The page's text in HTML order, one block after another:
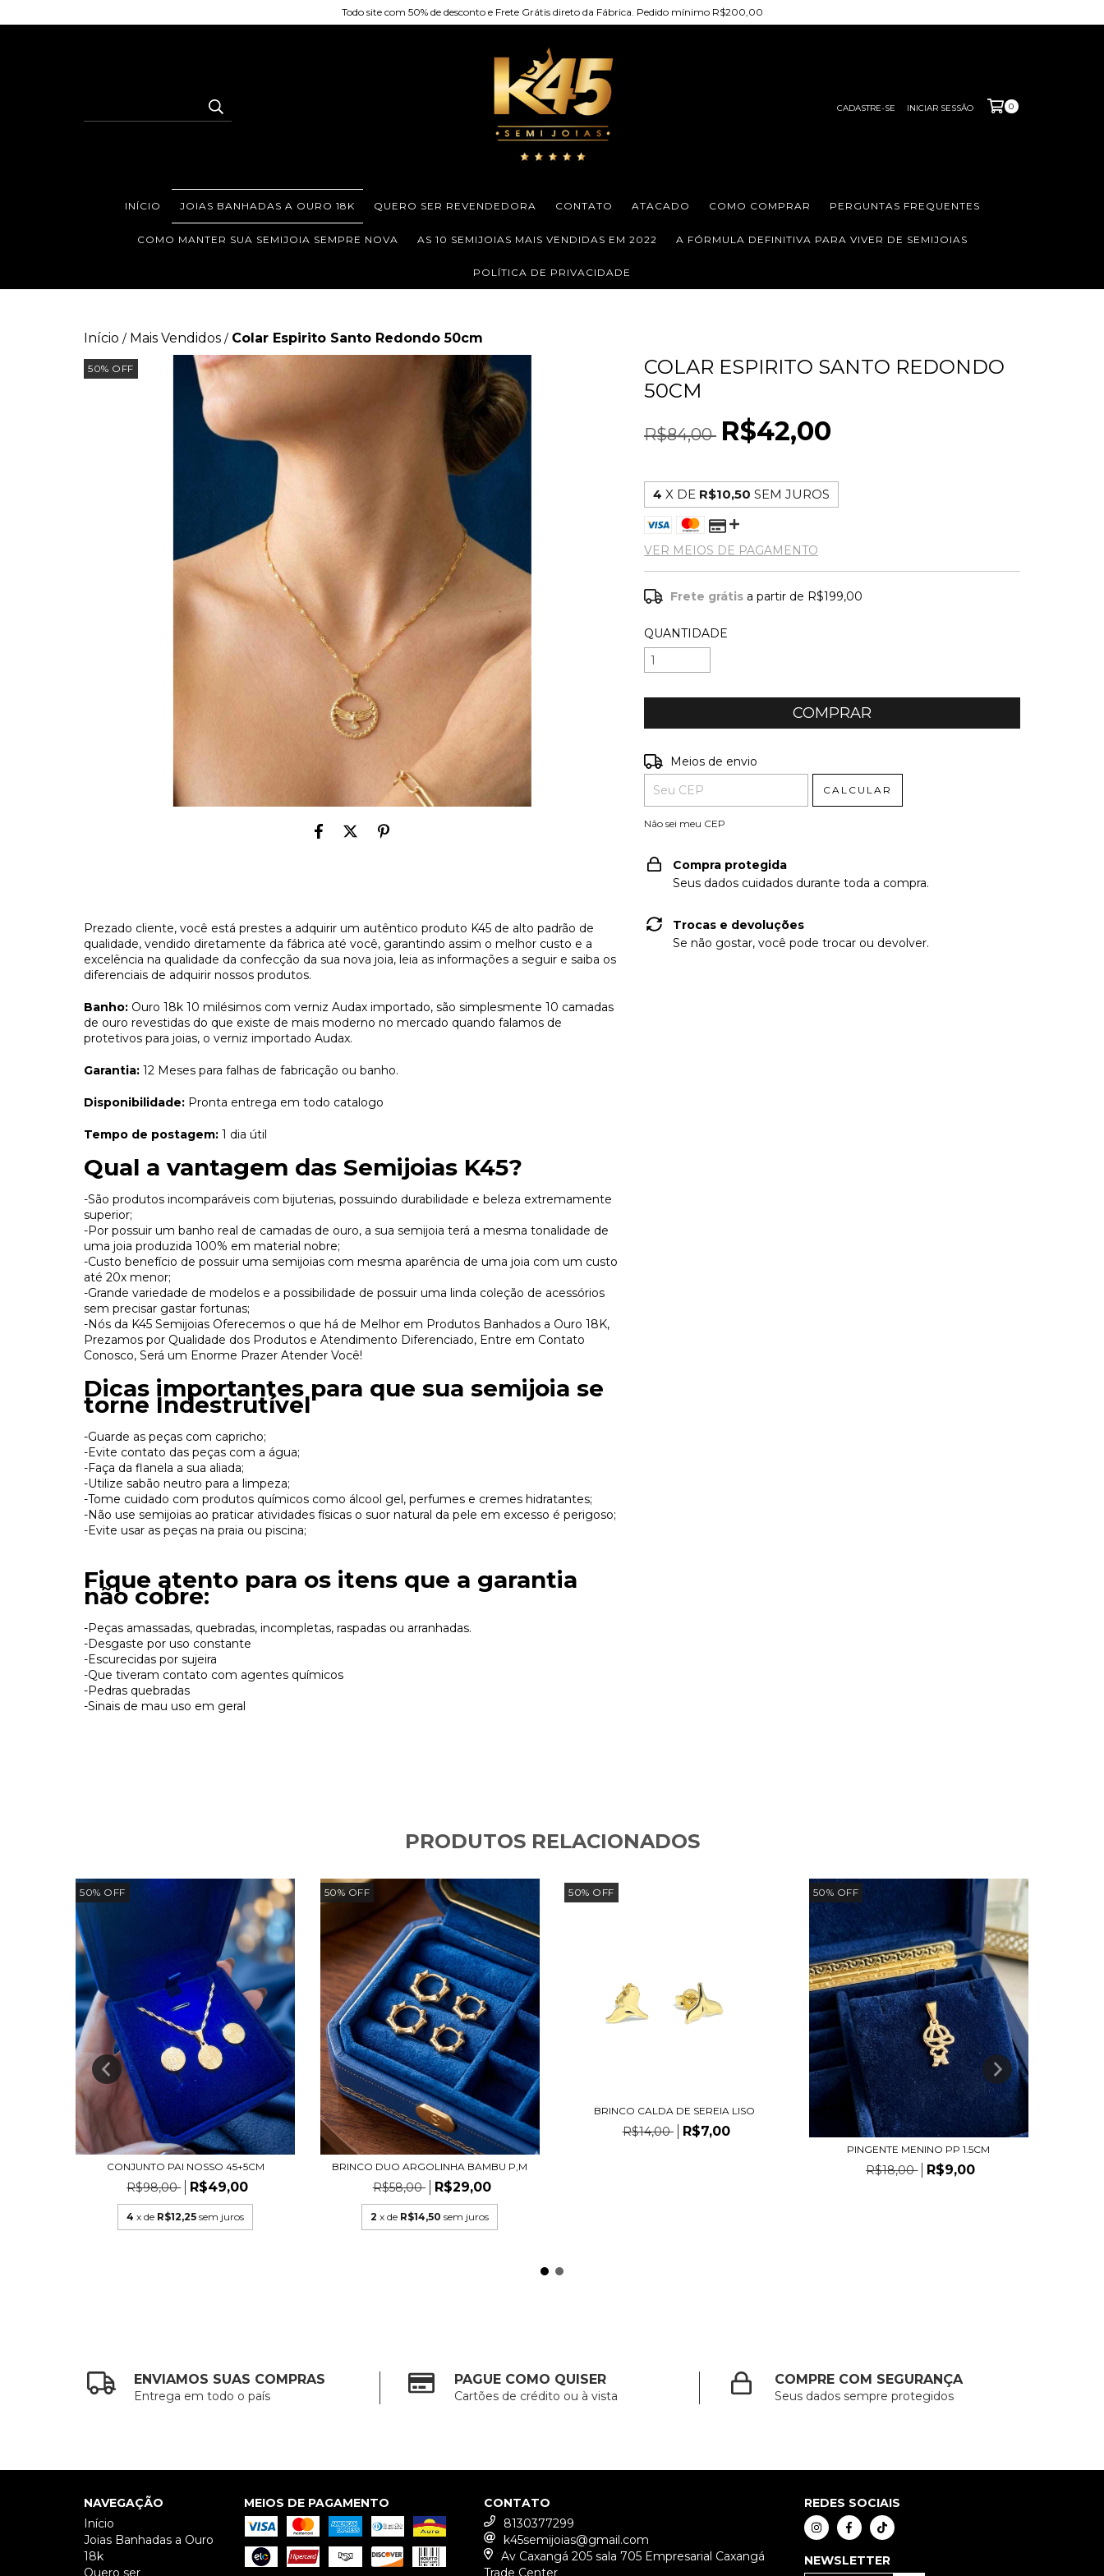
Todo site com 50% de desconto e Frete Grátis direto da Fábrica. Pedido mínimo R$200,00
CADASTRE-SE INICIAR SESSÃO 0
INÍCIO JOIAS BANHADAS A OURO 18K QUERO SER REVENDEDORA CONTATO ATACADO COMO COMPRAR PERGUNTAS FREQUENTES
COMO MANTER SUA SEMIJOIA SEMPRE NOVA AS 10 SEMIJOIAS MAIS VENDIDAS EM 2022 A FÓRMULA DEFINITIVA PARA VIVER DE SEMIJOIAS
POLÍTICA DE PRIVACIDADE
Início / Mais Vendidos / Colar Espirito Santo Redondo 50cm
50% OFF
Prezado cliente, você está prestes a adquirir um autêntico produto K45 de alto padrão de
qualidade, vendido diretamente da fábrica até você, garantindo assim o melhor custo e a
excelência na qualidade da confecção da sua nova joia, leia as informações a seguir e saiba os
diferenciais de adquirir nossos produtos.
Banho: Ouro 18k 10 milésimos com verniz Audax importado, são simplesmente 10 camadas
de ouro revestidas do que existe de mais moderno no mercado quando falamos de
protetivos para joias, o verniz importado Audax.
Garantia: 12 Meses para falhas de fabricação ou banho.
Disponibilidade: Pronta entrega em todo catalogo
Tempo de postagem: 1 dia útil
Qual a vantagem das Semijoias K45?
-São produtos incomparáveis com bijuterias, possuindo durabilidade e beleza extremamente
superior;
-Por possuir um banho real de camadas de ouro, a sua semijoia terá a mesma tonalidade de
uma joia produzida 100% em material nobre;
-Custo benefício de possuir uma semijoias com mesma aparência de uma joia com um custo
até 20x menor;
-Grande variedade de modelos e a possibilidade de possuir uma linda coleção de acessórios
sem precisar gastar fortunas;
-Nós da K45 Semijoias Oferecemos o que há de Melhor em Produtos Banhados a Ouro 18K,
Prezamos por Qualidade dos Produtos e Atendimento Diferenciado, Entre em Contato
Conosco, Será um Enorme Prazer Atender Você!
Dicas importantes para que sua semijoia se
torne Indestrutível
-Guarde as peças com capricho;
-Evite contato das peças com a água;
-Faça da flanela a sua aliada;
-Utilize sabão neutro para a limpeza;
-Tome cuidado com produtos químicos como álcool gel, perfumes e cremes hidratantes;
-Não use semijoias ao praticar atividades físicas o suor natural da pele em excesso é perigoso;
-Evite usar as peças na praia ou piscina;
Fique atento para os itens que a garantia
não cobre:
-Peças amassadas, quebradas, incompletas, raspadas ou arranhadas.
-Desgaste por uso constante
-Escurecidas por sujeira
-Que tiveram contato com agentes químicos
-Pedras quebradas
-Sinais de mau uso em geral
COLAR ESPIRITO SANTO REDONDO
50CM
R$84,00 R$42,00
4 X DE R$10,50 SEM JUROS
VER MEIOS DE PAGAMENTO
Frete grátis a partir de R$199,00
QUANTIDADE
Entregas para o CEP:
Meios de envio
CALCULAR
Não sei meu CEP
Compra protegida
Seus dados cuidados durante toda a compra.
Trocas e devoluções
Se não gostar, você pode trocar ou devolver.
PRODUTOS RELACIONADOS
50% OFF
CONJUNTO PAI NOSSO 45+5CM
R$98,00 R$49,00
4 x de R$12,25 sem juros
50% OFF
BRINCO DUO ARGOLINHA BAMBU P,M
R$58,00 R$29,00
2 x de R$14,50 sem juros
50% OFF
BRINCO CALDA DE SEREIA LISO
R$14,00 R$7,00
50% OFF
PINGENTE MENINO PP 1.5CM
R$18,00 R$9,00
ENVIAMOS SUAS COMPRAS
Entrega em todo o país
PAGUE COMO QUISER
Cartões de crédito ou à vista
COMPRE COM SEGURANÇA
Seus dados sempre protegidos
NAVEGAÇÃO
Início
Joias Banhadas a Ouro
18k
MEIOS DE PAGAMENTO
CONTATO
8130377299
k45semijoias@gmail.com
Av Caxangá 205 sala 705 Empresarial Caxangá
REDES SOCIAIS
NEWSLETTER